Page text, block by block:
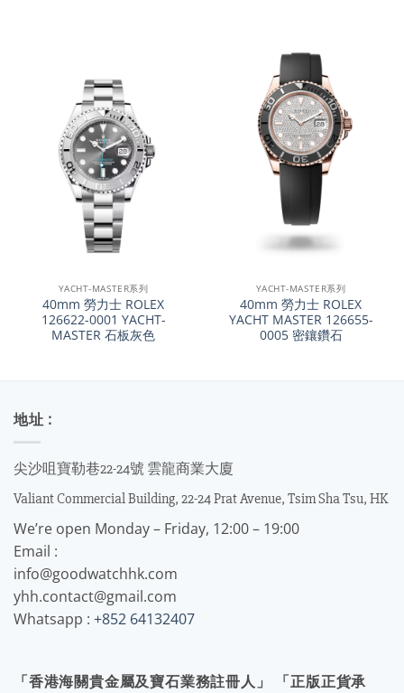
YACHT-MASTER系列
40mm 勞力士 ROLEX
126622-0001 YACHT-
MASTER 石板灰色
YACHT-MASTER系列
40mm 勞力士 ROLEX
YACHT MASTER 126655-
0005 密鑲鑽石
地址 :
尖沙咀寶勒巷22-24號 雲龍商業大廈
Valiant Commercial Building, 22-24 Prat Avenue, Tsim Sha Tsu, HK
We’re open Monday – Friday, 12:00 – 19:00
Email :
info@goodwatchhk.com
yhh.contact@gmail.com
Whatsapp : +852 64132407
「香港海關貴金屬及寶石業務註冊人」 「正版正貨承